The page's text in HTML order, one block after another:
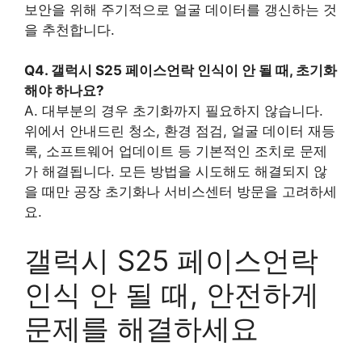
보안을 위해 주기적으로 얼굴 데이터를 갱신하는 것
을 추천합니다.
Q4. 갤럭시 S25 페이스언락 인식이 안 될 때, 초기화
해야 하나요?
A. 대부분의 경우 초기화까지 필요하지 않습니다.
위에서 안내드린 청소, 환경 점검, 얼굴 데이터 재등
록, 소프트웨어 업데이트 등 기본적인 조치로 문제
가 해결됩니다. 모든 방법을 시도해도 해결되지 않
을 때만 공장 초기화나 서비스센터 방문을 고려하세
요.
갤럭시 S25 페이스언락
인식 안 될 때, 안전하게
문제를 해결하세요